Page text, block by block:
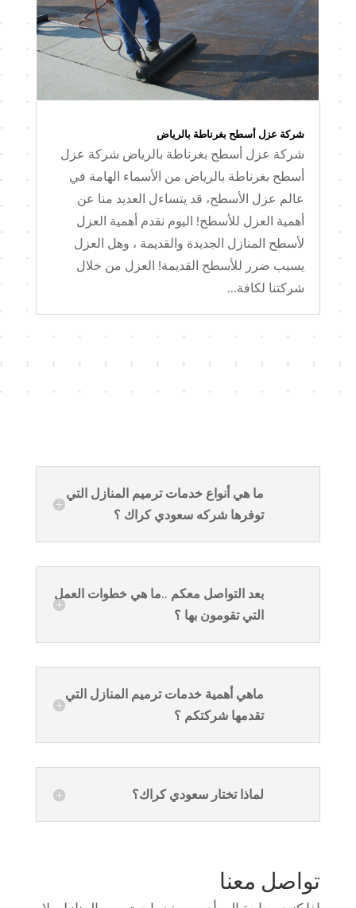
شركة عزل أسطح بغرناطة بالرياض
شركة عزل أسطح بغرناطة بالرياض شركة عزل
أسطح بغرناطة بالرياض من الأسماء الهامة في
عالم عزل الأسطح، قد يتساءل العديد منا عن
أهمية العزل للأسطح! اليوم نقدم أهمية العزل
لأسطح المنازل الجديدة والقديمة ، وهل العزل
يسبب ضرر للأسطح القديمة! العزل من خلال
شركتنا لكافة...
ما هي أنواع خدمات ترميم المنازل التي
توفرها شركه سعودي كراك ؟
بعد التواصل معكم ..ما هي خطوات العمل
التي تقومون بها ؟
ماهي أهمية خدمات ترميم المنازل التي
تقدمها شركتكم ؟
لماذا تختار سعودي كراك؟
تواصل معنا